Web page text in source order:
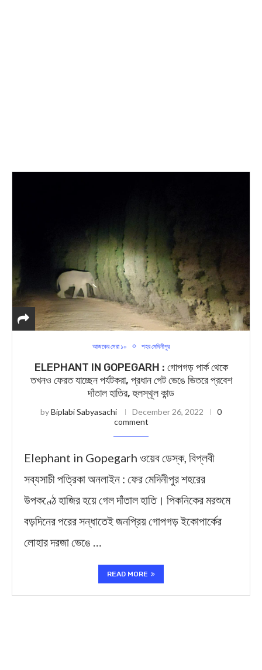
আজকের সেরা ১০ শহর মেদিনীপুর
ELEPHANT IN GOPEGARH : গোপগড় পার্ক থেকে
তখনও ফেরত যাচ্ছেন পর্যটকরা, প্রধান গেট ভেঙে ভিতরে প্রবেশ
দাঁতাল হাতির, হুলস্থূল কান্ড
byBiplabi Sabyasachi December 26, 2022
0
comment
Elephant in Gopegarh ওয়েব ডেস্ক, বিপ্লবী
সব্যসাচী পত্রিকা অনলাইন : ফের মেদিনীপুর শহরের
উপকণ্ঠে হাজির হয়ে গেল দাঁতাল হাতি। পিকনিকের মরশুমে
বড়দিনের পরের সন্ধাতেই জনপ্রিয় গোপগড় ইকোপার্কের
লোহার দরজা ভেঙে …
READ MORE